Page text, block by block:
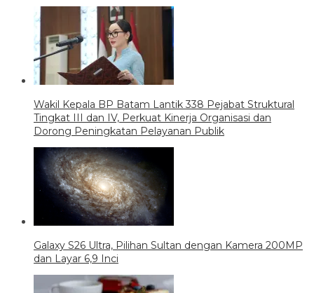
Wakil Kepala BP Batam Lantik 338 Pejabat Struktural
Tingkat III dan IV, Perkuat Kinerja Organisasi dan
Dorong Peningkatan Pelayanan Publik
Galaxy S26 Ultra, Pilihan Sultan dengan Kamera 200MP
dan Layar 6,9 Inci